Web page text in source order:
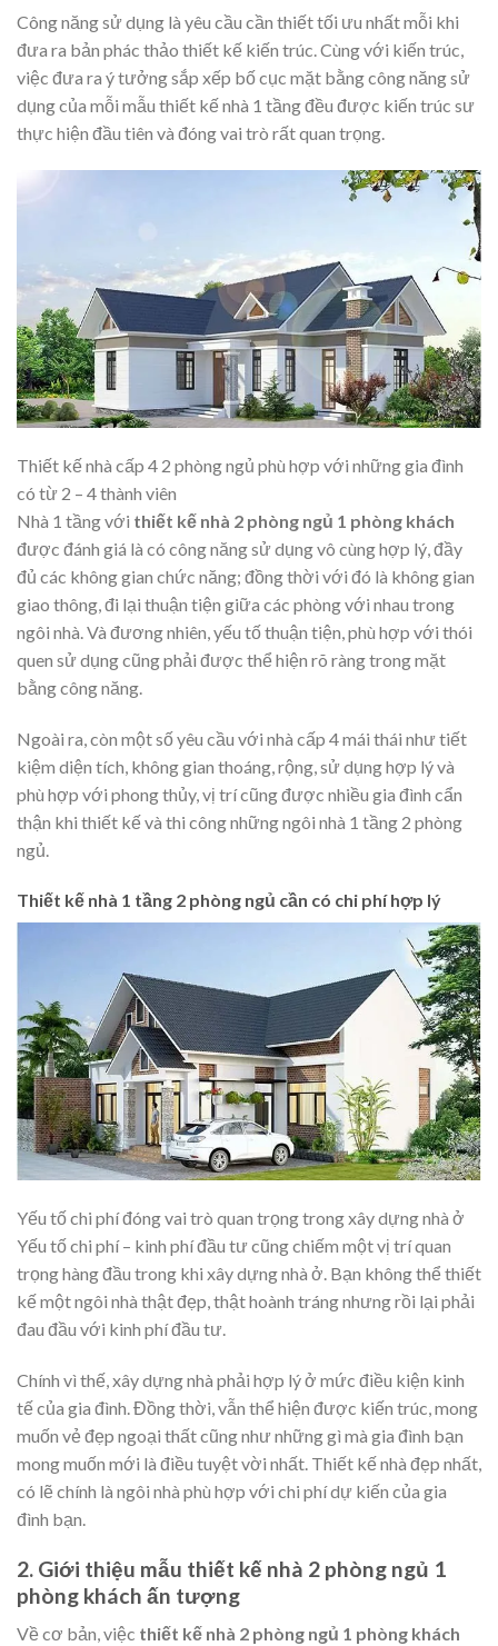
Công năng sử dụng là yêu cầu cần thiết tối ưu nhất mỗi khi
đưa ra bản phác thảo thiết kế kiến trúc. Cùng với kiến trúc,
việc đưa ra ý tưởng sắp xếp bố cục mặt bằng công năng sử
dụng của mỗi mẫu thiết kế nhà 1 tầng đều được kiến trúc sư
thực hiện đầu tiên và đóng vai trò rất quan trọng.
Thiết kế nhà cấp 4 2 phòng ngủ phù hợp với những gia đình
có từ 2 – 4 thành viên
Nhà 1 tầng với thiết kế nhà 2 phòng ngủ 1 phòng khách
được đánh giá là có công năng sử dụng vô cùng hợp lý, đầy
đủ các không gian chức năng; đồng thời với đó là không gian
giao thông, đi lại thuận tiện giữa các phòng với nhau trong
ngôi nhà. Và đương nhiên, yếu tố thuận tiện, phù hợp với thói
quen sử dụng cũng phải được thể hiện rõ ràng trong mặt
bằng công năng.
Ngoài ra, còn một số yêu cầu với nhà cấp 4 mái thái như tiết
kiệm diện tích, không gian thoáng, rộng, sử dụng hợp lý và
phù hợp với phong thủy, vị trí cũng được nhiều gia đình cẩn
thận khi thiết kế và thi công những ngôi nhà 1 tầng 2 phòng
ngủ.
Thiết kế nhà 1 tầng 2 phòng ngủ cần có chi phí hợp lý
Yếu tố chi phí đóng vai trò quan trọng trong xây dựng nhà ở
Yếu tố chi phí – kinh phí đầu tư cũng chiếm một vị trí quan
trọng hàng đầu trong khi xây dựng nhà ở. Bạn không thể thiết
kế một ngôi nhà thật đẹp, thật hoành tráng nhưng rồi lại phải
đau đầu với kinh phí đầu tư.
Chính vì thế, xây dựng nhà phải hợp lý ở mức điều kiện kinh
tế của gia đình. Đồng thời, vẫn thể hiện được kiến trúc, mong
muốn vẻ đẹp ngoại thất cũng như những gì mà gia đình bạn
mong muốn mới là điều tuyệt vời nhất. Thiết kế nhà đẹp nhất,
có lẽ chính là ngôi nhà phù hợp với chi phí dự kiến của gia
đình bạn.
2. Giới thiệu mẫu thiết kế nhà 2 phòng ngủ 1
phòng khách ấn tượng
Về cơ bản, việc thiết kế nhà 2 phòng ngủ 1 phòng khách